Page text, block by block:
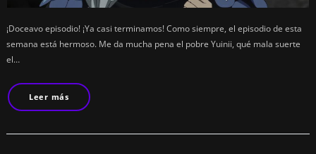
¡Doceavo episodio! ¡Ya casi terminamos! Como siempre, el episodio de esta
semana está hermoso. Me da mucha pena el pobre Yuinii, qué mala suerte
el…
Leer más